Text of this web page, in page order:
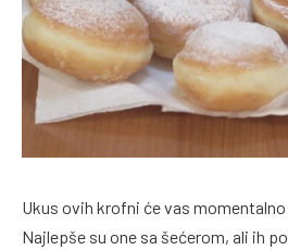
Ukus ovih krofni će vas
Najlepše su one sa šećerom, ali ih